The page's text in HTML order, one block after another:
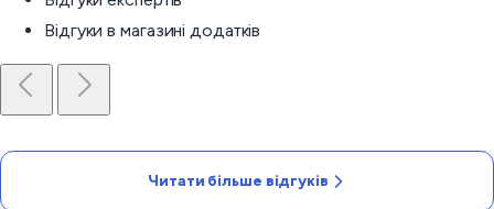
Відгуки в магазині додатків
Читати більше відгуків